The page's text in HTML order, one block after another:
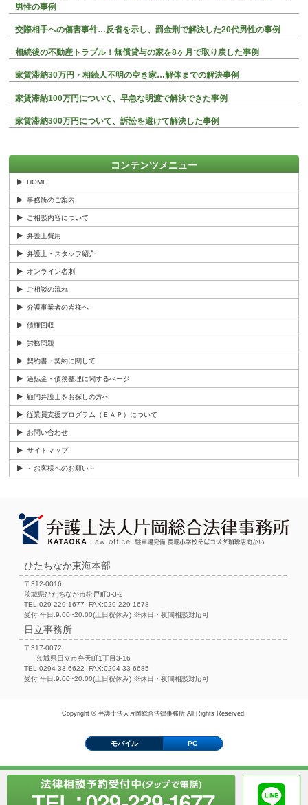
男性の事例
交際相手への傷害事件…反省を示し、罰金刑で解決した20代男性の事例
相続後の不動産トラブル！無償貸与の家を8ヶ月で取り戻した事例
家賃滞納30万円・相続人不明の空き家…解体までの解決事例
家賃滞納100万円について、早急な明渡で解決できた事例
家賃滞納300万円について、訴訟を避けて解決した事例
コンテンツメニュー
HOME
事務所のご案内
ご相談内容について
弁護士費用
弁護士・スタッフ紹介
オンライン名刺
ご相談の流れ
介護事業者の皆様へ
債権回収
労務問題
契約書・契約に関して
過払金・債務整理に関するぺージ
顧問弁護士をお探しの方へ
従業員支援プログラム（ＥＡＰ）について
お問い合わせ
サイトマップ
～お客様へのお願い～
ひたちなか東海本部
〒312-0016
茨城県ひたちなか市松戸町3-3-2
TEL:029-229-1677 FAX:029-229-1678
受付 平日:9:00~20:00(土日祝休み) ※休日・夜間相談対応可
日立事務所
〒317-0072
茨城県日立市弁天町1丁目3-16
TEL:0294-33-6622 FAX:0294-33-6685
受付 平日:9:00~20:00(土日祝休み) ※休日・夜間相談対応可
Copyright © 弁護士法人片岡総合法律事務所 All Rights Reserved.
モバイル PC